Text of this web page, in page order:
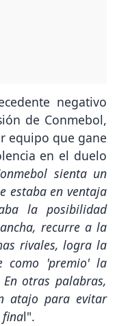
negativo
de Conmebol,
equipo que gane
en el duelo
sienta un
estaba en ventaja
la posibilidad
recurre a la
rivales, logra la
como 'premio' la
otras palabras,
atajo para evitar
final".